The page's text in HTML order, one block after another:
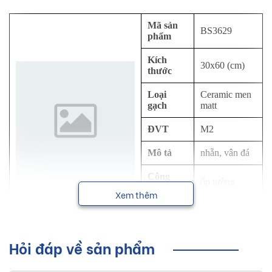
Mã sản
phẩm
BS3629
Kích
thước
30x60 (cm)
Loại
gạch
Ceramic men
matt
ĐVT M2
Mô tả nhẵn, vân đá
Công
NSX
Sơ lược về sản phẩm gạch ốp tường
Viglacera kích thước 30x60 cm
Xem thêm
Hỏi đáp về sản phẩm